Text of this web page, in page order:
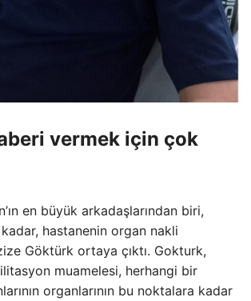
vermek için çok
en büyük arkadaşlarından biri,
hastanenin organ nakli
Göktürk ortaya çıktı. Gokturk,
muamelesi, herhangi bir
organlarının bu noktalara kadar